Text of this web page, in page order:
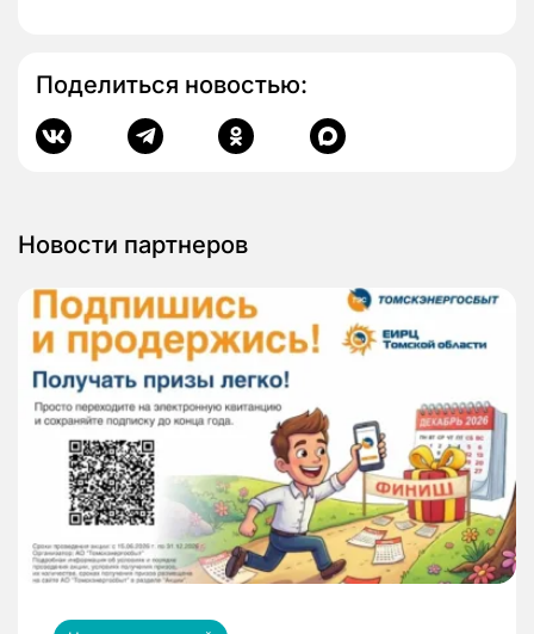
Поделиться новостью:
Новости партнеров